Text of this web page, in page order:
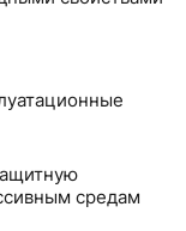
средам